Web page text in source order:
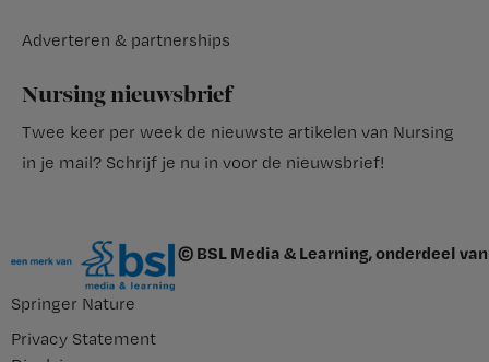
Adverteren & partnerships
Nursing nieuwsbrief
Twee keer per week de nieuwste artikelen van Nursing
in je mail? Schrijf je nu in voor de nieuwsbrief!
© BSL Media & Learning, onderdeel van
Springer Nature
Privacy Statement